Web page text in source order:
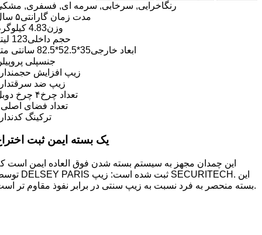
رنگاخرایی, سرخابی, سرمه ای, فسفری, مشکی
مدت زمان گارانتی ۵ سال
وزن4.83 کیلوگرم
حجم داخلی 123 لیتر
ابعاد خارجی 35*52.5*82.5 سانتی متر
جنسپلی پروپیلن
زیپ افزایش حجمندارد
زیپ ضد سرقتدارد
تعداد چرخ۴ چرخ دوبل
تعداد فضای اصلی ۲
ترکینگ کدندارد
یک بسته ایمن ثبت اختراع
این چمدان مجهز به سیستم بسته شدن فوق العاده ایمن است که
توسط DELSEY PARIS ثبت شده است: زیپ SECURITECH. این